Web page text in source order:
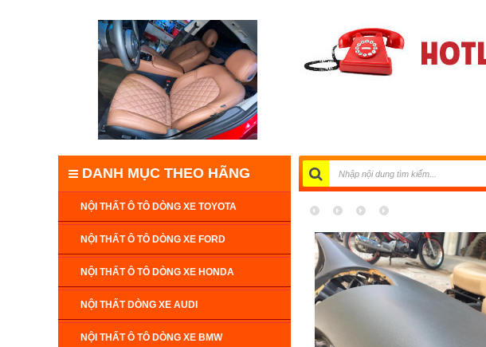
DANH MỤC THEO HÃNG
NỘI THẤT Ô TÔ DÒNG XE TOYOTA
NỘI THẤT Ô TÔ DÒNG XE FORD
NỘI THẤT Ô TÔ DÒNG XE HONDA
NỘI THẤT DÒNG XE AUDI
NỘI THẤT Ô TÔ DÒNG XE BMW